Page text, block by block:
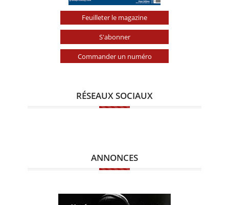
Feuilleter le magazine
S'abonner
Commander un numéro
RÉSEAUX SOCIAUX
ANNONCES